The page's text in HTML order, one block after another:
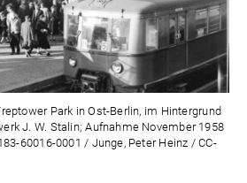
Park in Ost-Berlin, im Hintergrund
J. W. Stalin; Aufnahme November 1958
60016-0001 / Junge, Peter Heinz / CC-